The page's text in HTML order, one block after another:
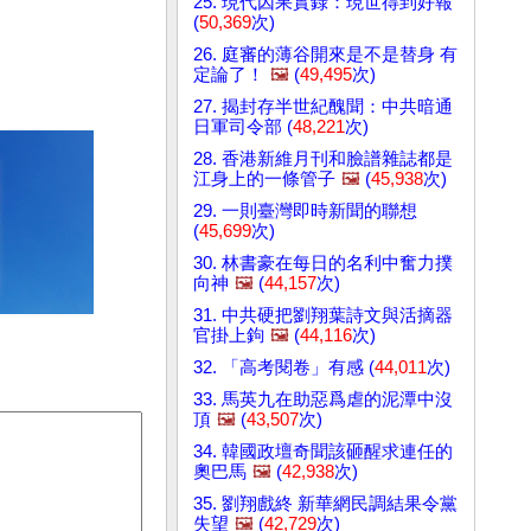
(50,369次)
26. 庭審的薄谷開來是不是替身 有
定論了！
🖼️ (49,495次)
27. 揭封存半世紀醜聞：中共暗通
日軍司令部 (48,221次)
28. 香港新維月刊和臉譜雜誌都是
江身上的一條管子 🖼️ (45,938次)
29. 一則臺灣即時新聞的聯想
(45,699次)
30. 林書豪在每日的名利中奮力撲
向神 🖼️ (44,157次)
31. 中共硬把劉翔葉詩文與活摘器
官掛上鉤 🖼️ (44,116次)
32. 「高考閱卷」有感 (44,011次)
33. 馬英九在助惡爲虐的泥潭中沒
頂 🖼️ (43,507次)
34. 韓國政壇奇聞該砸醒求連任的
奧巴馬 🖼️ (42,938次)
35. 劉翔戲終 新華網民調結果令黨
失望 🖼️ (42,729次)